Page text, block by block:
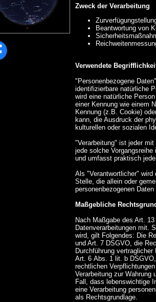
Zweck der Verarbeitung
Beantwortung von
Verwendete
"Personenbezogene
identifizierbare natürliche
wird eine natürliche
einer Kennung wie einem
Kennung (z.B. Cookie)
kann, die Ausdruck der
kulturellen oder sozialen
"Verarbeitung" ist jeder
jede solche
und umfasst praktisch
Als "Verantwortlicher" wird
Stelle, die allein oder
personenbezogenen
Maßgebliche
Nach Maßgabe des Art.
Datenverarbeitungen mit.
wird, gilt Folgendes: Die
und Art. 7 DSGVO, die
Durchführung
Art. 6 Abs. 1 lit. b
rechtlichen
Verarbeitung zur
Fall, dass lebenswichtige
eine Verarbeitung
als Rechtsgrundlage.